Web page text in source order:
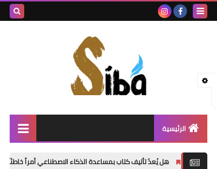
الرئيسية
هل يُعدّ تأليف كتاب بمساعدة الذكاء الاصطناعي أمراً خاطئاً؟